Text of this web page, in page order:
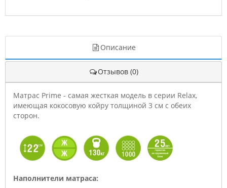
Описание
Отзывов (0)
Матрас Prime - самая жесткая модель в серии Relax,
имеющая кокосовую койру толщиной 3 см с обеих
сторон.
Наполнители матраса: